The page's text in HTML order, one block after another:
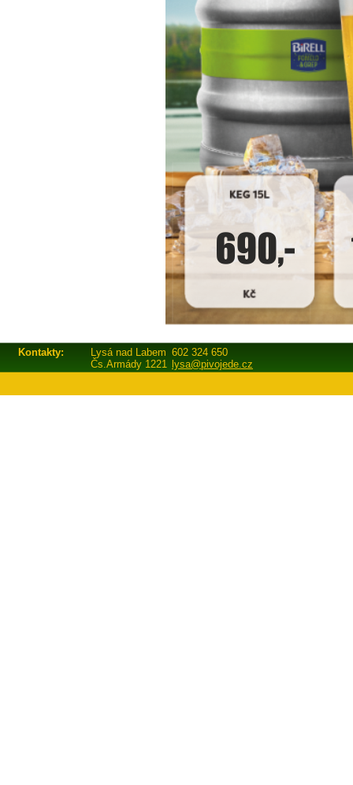
Kontakty: Lysá nad Labem 602 324 650
Čs.Armády 1221 lysa@pivojede.cz